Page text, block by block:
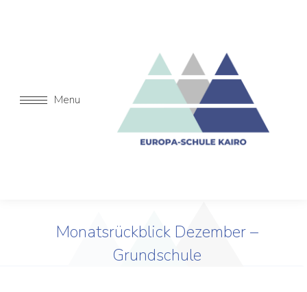
Menu
Monatsrückblick Dezember –
Grundschule